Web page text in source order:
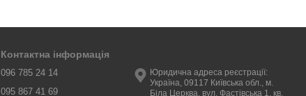
Контактна інформація
096 785 24 14
095 867 41 69
Юридична адреса реєстрації:
Україна, 09117 Київська обл., м.
Біла Церква, вул. Фастівська 1, кв.